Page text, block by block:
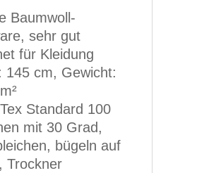
Baumwoll-
sehr gut
für Kleidung
145 cm, Gewicht:
Standard 100
mit 30 Grad,
bügeln auf
Trockner